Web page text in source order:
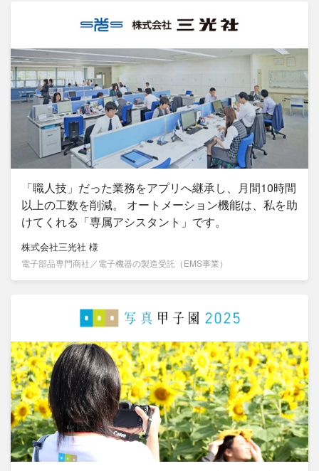
「職人技」だった業務をアプリへ継承し、月間10時間
以上の工数を削減。 オートメーション機能は、私を助
けてくれる「専属アシスタント」です。
株式会社三光社 様
電子部品専門商社／電子機器の製造受託（EMS事業）